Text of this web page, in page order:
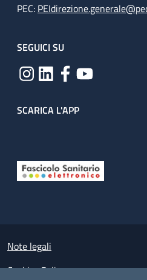
PEC:
SEGUICI SU
SCARICA L'APP
Small prints
Note legali
Cookies Policy